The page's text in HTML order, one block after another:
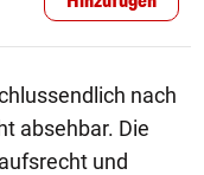
nach
absehbar. Die
und